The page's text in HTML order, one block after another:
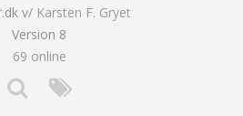
v/ Karsten F. Gryet
Version 8
69 online